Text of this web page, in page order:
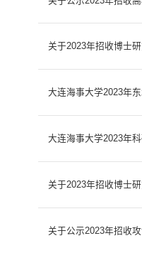
关于2023年招收博士
大连海事大学2023年
大连海事大学2023年
关于2023年招收博士
关于公示2023年招收